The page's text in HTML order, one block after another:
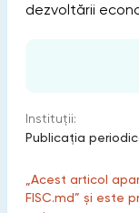
dezvoltării
Instituții:
Publicaţia
„Acest articol
FISC.md” și este